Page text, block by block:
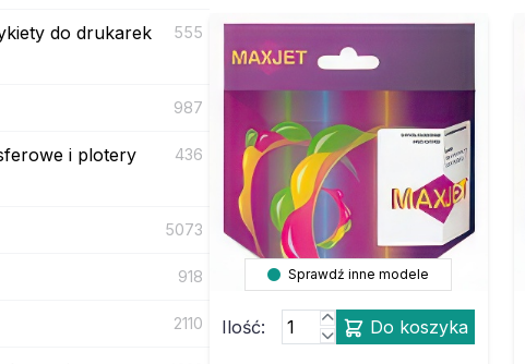
do drukarek
555
987
i plotery
436
5073
918
2110
Sprawdź inne modele
Ilość: Do koszyka